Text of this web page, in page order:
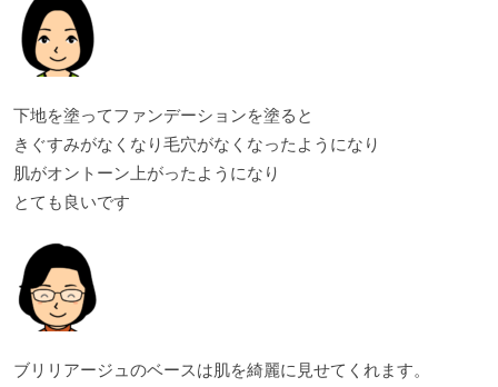
下地を塗ってファンデーションを塗ると
きぐすみがなくなり毛穴がなくなったようになり
肌がオントーン上がったようになり
とても良いです
ブリリアージュのベースは肌を綺麗に見せてくれます。